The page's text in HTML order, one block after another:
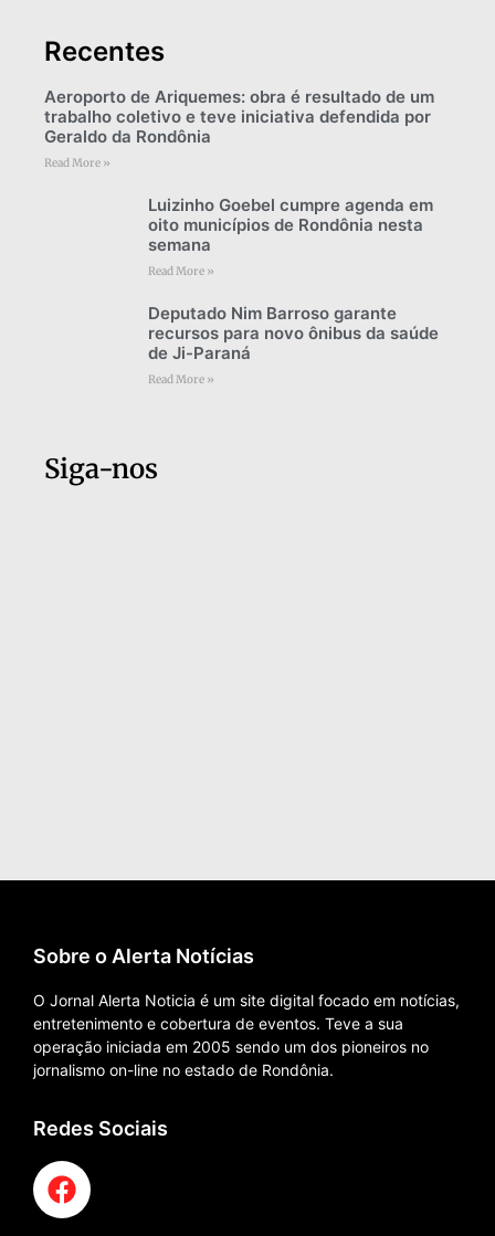
Recentes
Aeroporto de Ariquemes: obra é resultado de um
trabalho coletivo e teve iniciativa defendida por
Geraldo da Rondônia
Read More »
Luizinho Goebel cumpre agenda em
oito municípios de Rondônia nesta
semana
Read More »
Deputado Nim Barroso garante
recursos para novo ônibus da saúde
de Ji-Paraná
Read More »
Siga-nos
Sobre o Alerta Notícias
O Jornal Alerta Noticia é um site digital focado em notícias,
entretenimento e cobertura de eventos. Teve a sua
operação iniciada em 2005 sendo um dos pioneiros no
jornalismo on-line no estado de Rondônia.
Redes Sociais